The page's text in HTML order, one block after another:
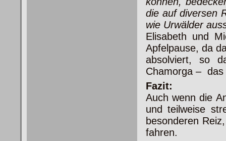
die auf diversen
wie Urwälder
Elisabeth und
Apfelpause, da
absolviert, so
Chamorga – das
Fazit:
Auch wenn die
und teilweise
besonderen
fahren.